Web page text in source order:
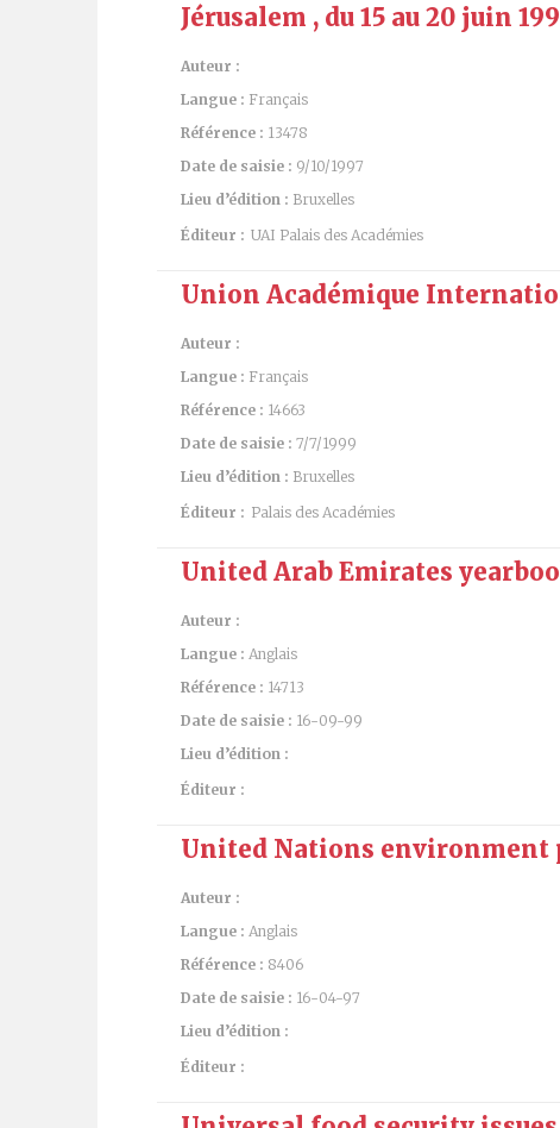
Jérusalem , du 15 au 20 juin
Auteur :
Langue : Français
Référence : 13478
Date de saisie : 9/10/1997
Lieu d’édition : Bruxelles
Éditeur : UAI Palais des Académies
Union Académique
Auteur :
Langue : Français
Référence : 14663
Date de saisie : 7/7/1999
Lieu d’édition : Bruxelles
Éditeur : Palais des Académies
United Arab Emirates
Auteur :
Langue : Anglais
Référence : 14713
Date de saisie : 16-09-99
Lieu d’édition :
Éditeur :
United Nations environment
Auteur :
Langue : Anglais
Référence : 8406
Date de saisie : 16-04-97
Lieu d’édition :
Éditeur :